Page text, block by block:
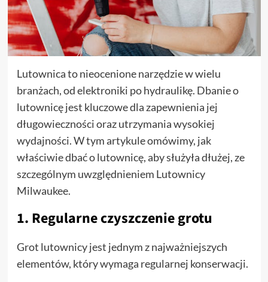
Lutownica to nieocenione narzędzie w wielu
branżach, od elektroniki po hydraulikę. Dbanie o
lutownicę jest kluczowe dla zapewnienia jej
długowieczności oraz utrzymania wysokiej
wydajności. W tym artykule omówimy, jak
właściwie dbać o lutownicę, aby służyła dłużej, ze
szczególnym uwzględnieniem Lutownicy
Milwaukee.
1. Regularne czyszczenie grotu
Grot lutownicy jest jednym z najważniejszych
elementów, który wymaga regularnej konserwacji.